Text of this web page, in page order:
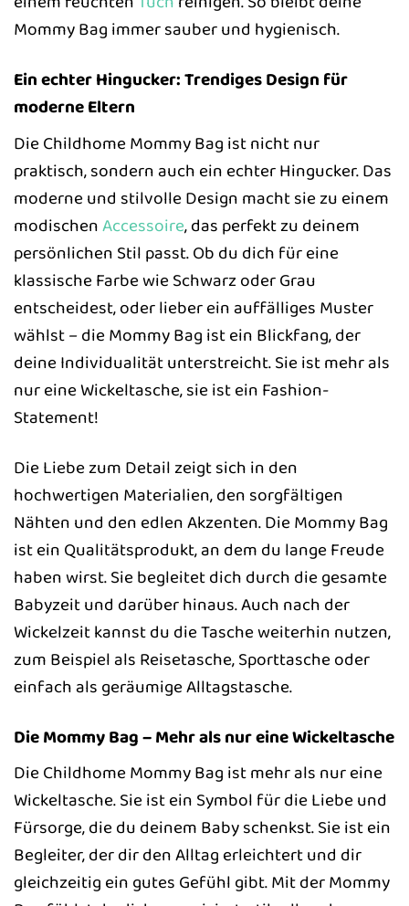
Mommy Bag immer sauber und hygienisch.
Ein echter Hingucker: Trendiges Design für
moderne Eltern
Die Childhome Mommy Bag ist nicht nur
praktisch, sondern auch ein echter Hingucker. Das
moderne und stilvolle Design macht sie zu einem
modischenAccessoire, das perfekt zu deinem
persönlichen Stil passt. Ob du dich für eine
klassische Farbe wie Schwarz oder Grau
entscheidest, oder lieber ein auffälliges Muster
wählst – die Mommy Bag ist ein Blickfang, der
deine Individualität unterstreicht. Sie ist mehr als
nur eine Wickeltasche, sie ist ein Fashion-
Statement!
Die Liebe zum Detail zeigt sich in den
hochwertigen Materialien, den sorgfältigen
Nähten und den edlen Akzenten. Die Mommy Bag
ist ein Qualitätsprodukt, an dem du lange Freude
haben wirst. Sie begleitet dich durch die gesamte
Babyzeit und darüber hinaus. Auch nach der
Wickelzeit kannst du die Tasche weiterhin nutzen,
zum Beispiel als Reisetasche, Sporttasche oder
einfach als geräumige Alltagstasche.
Die Mommy Bag – Mehr als nur eine Wickeltasche
Die Childhome Mommy Bag ist mehr als nur eine
Wickeltasche. Sie ist ein Symbol für die Liebe und
Fürsorge, die du deinem Baby schenkst. Sie ist ein
Begleiter, der dir den Alltag erleichtert und dir
gleichzeitig ein gutes Gefühl gibt. Mit der Mommy